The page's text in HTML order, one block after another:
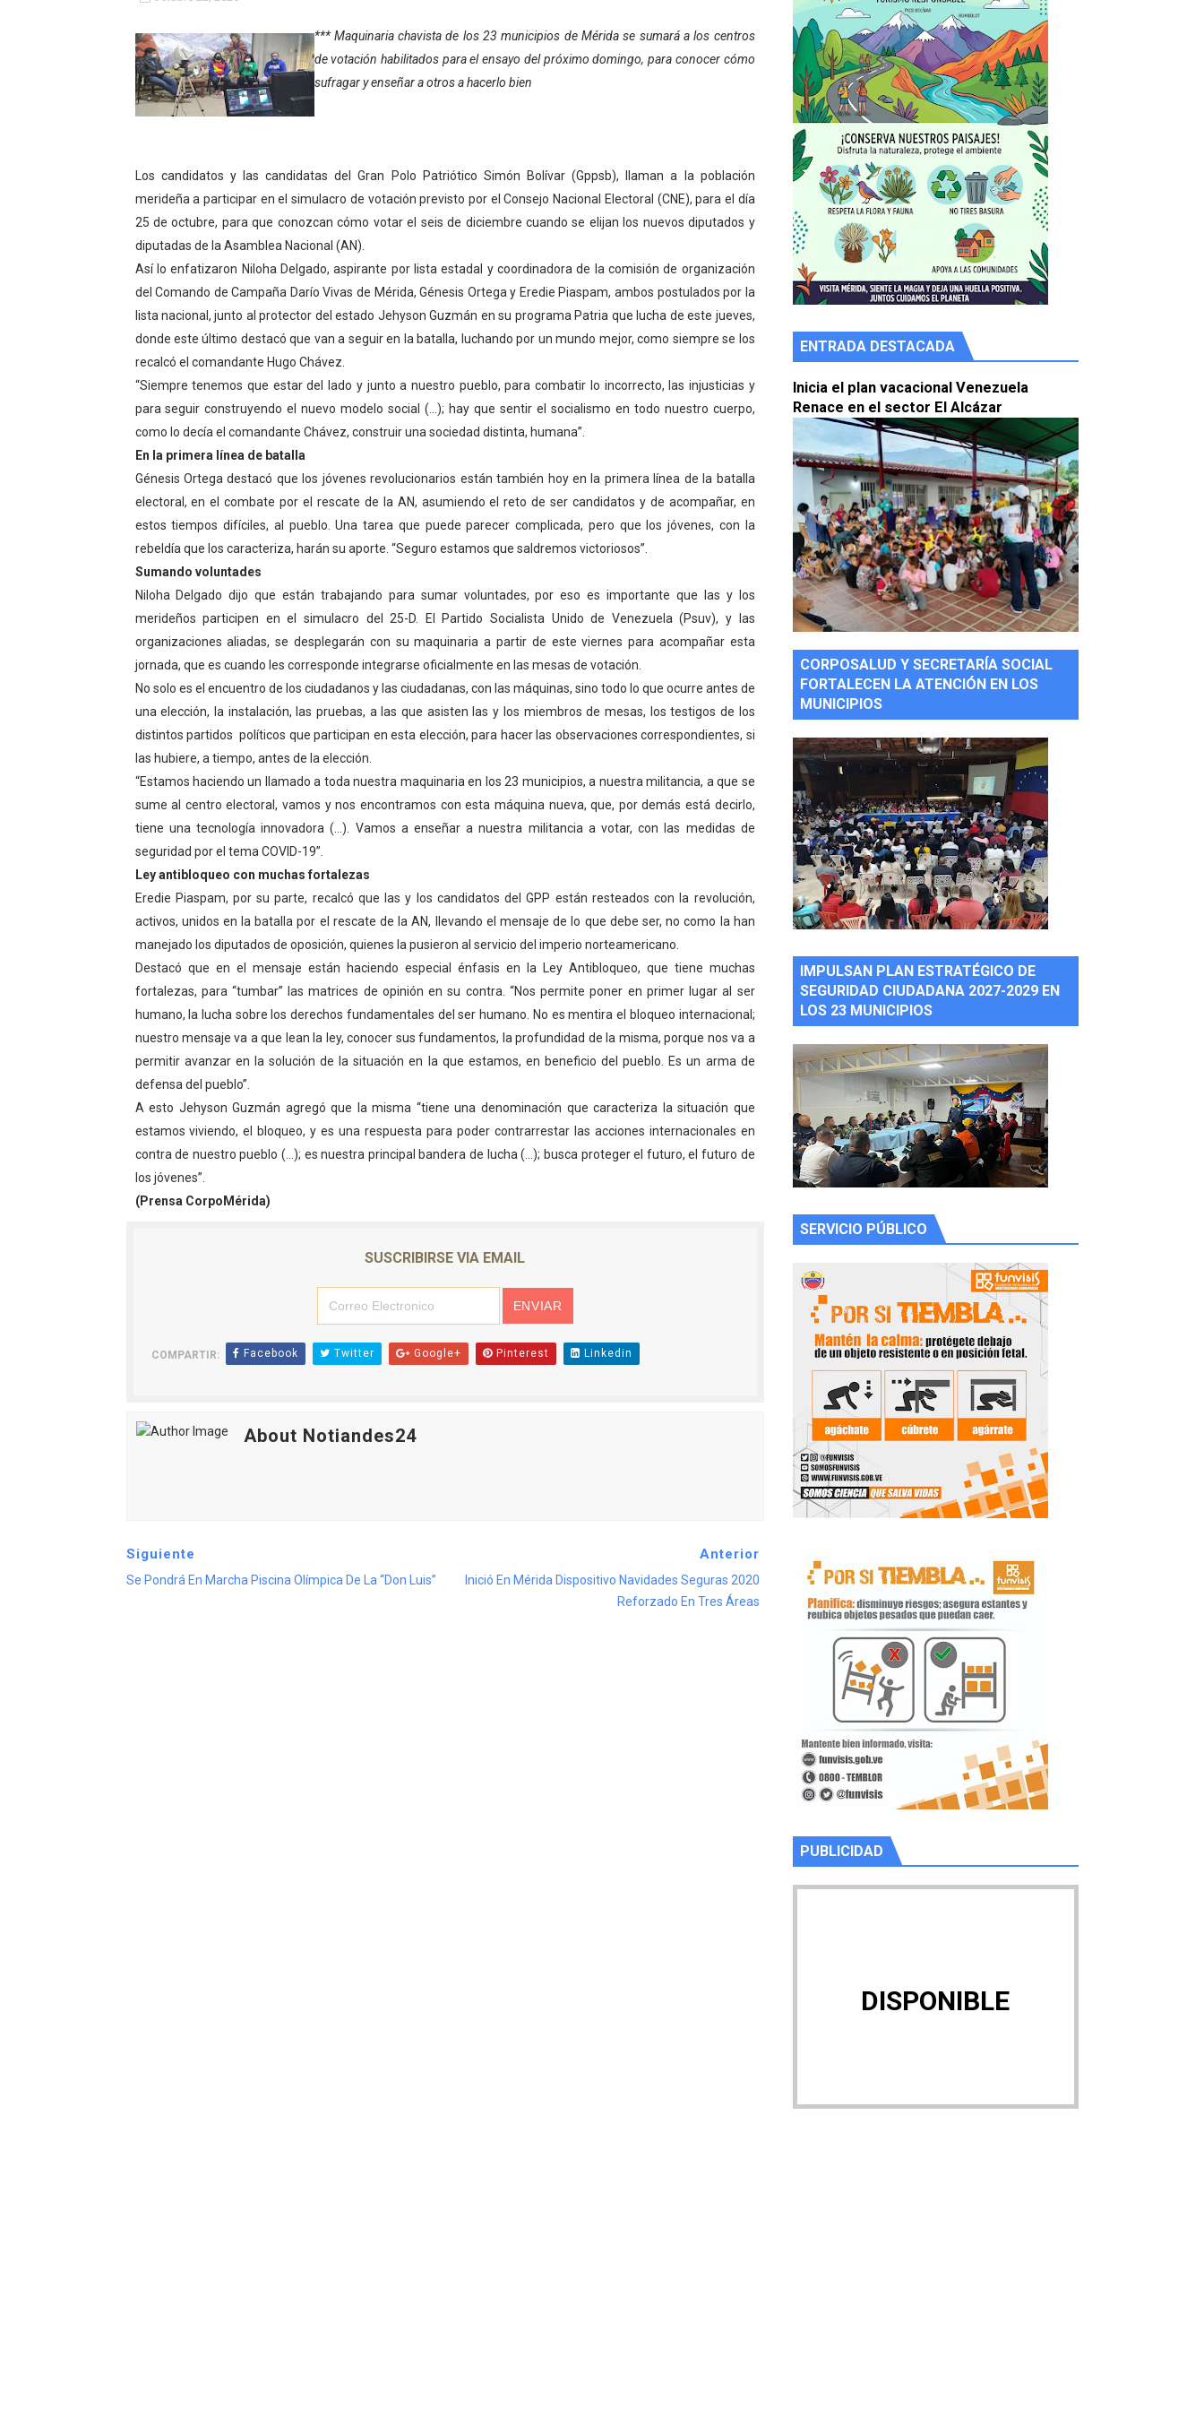
INN-Mérida celebró el Lacto grado para promover el inicio de una vida saludable
Impulsan plan estratégico de seguridad ciudadana 2027-2029 en los 23 municipios
Fomficc consolida alianzas e impulsa la economía comunal en Mérida
Niños de Estudiantes de Mérida sembraron 110 árboles en su sede
Corposalud y Secretaría Social fortalecen la atención en los municipios
Inicia el plan vacacional Venezuela Renace en el sector El Alcázar
Entregan planta eléctrica para fortalecer la atención sanitaria en Ejido
Expertos inspeccionan espacios del OAN para la instalación del detector Cherenkov de agua
Dictan MasterClass en el marco del Encuentro LAGO Venezuela, edición Mérida
Campo Elías avanza con plan de asfaltado
Encuentro estadal fortalece la coordinación de políticas sociales en Mérida
Gobernador Arnaldo Sánchez apadrina a más de 993 nuevos bachilleres de Mérida
Plan Quirúrgico Regional llega a Pueblo Llano con la activación de dos quirófanos
*** Maquinaria chavista de los 23 municipios de Mérida se sumará a los centros
de votación habilitados para el ensayo del próximo domingo, para conocer cómo
sufragar y enseñar a otros a hacerlo bien
Los candidatos y las candidatas del Gran Polo Patriótico Simón Bolívar (Gppsb), llaman a la población
merideña a participar en el simulacro de votación previsto por el Consejo Nacional Electoral (CNE), para el día
25 de octubre, para que conozcan cómo votar el seis de diciembre cuando se elijan los nuevos diputados y
diputadas de la Asamblea Nacional (AN).
Así lo enfatizaron Niloha Delgado, aspirante por lista estadal y coordinadora de la comisión de organización
del Comando de Campaña Darío Vivas de Mérida, Génesis Ortega y Eredie Piaspam, ambos postulados por la
lista nacional, junto al protector del estado Jehyson Guzmán en su programa Patria que lucha de este jueves,
donde este último destacó que van a seguir en la batalla, luchando por un mundo mejor, como siempre se los
recalcó el comandante Hugo Chávez.
“Siempre tenemos que estar del lado y junto a nuestro pueblo, para combatir lo incorrecto, las injusticias y
para seguir construyendo el nuevo modelo social (…); hay que sentir el socialismo en todo nuestro cuerpo,
como lo decía el comandante Chávez, construir una sociedad distinta, humana”.
En la primera línea de batalla
Génesis Ortega destacó que los jóvenes revolucionarios están también hoy en la primera línea de la batalla
electoral, en el combate por el rescate de la AN, asumiendo el reto de ser candidatos y de acompañar, en
estos tiempos difíciles, al pueblo. Una tarea que puede parecer complicada, pero que los jóvenes, con la
rebeldía que los caracteriza, harán su aporte. “Seguro estamos que saldremos victoriosos”.
Sumando voluntades
Niloha Delgado dijo que están trabajando para sumar voluntades, por eso es importante que las y los
merideños participen en el simulacro del 25-D. El Partido Socialista Unido de Venezuela (Psuv), y las
organizaciones aliadas, se desplegarán con su maquinaria a partir de este viernes para acompañar esta
jornada, que es cuando les corresponde integrarse oficialmente en las mesas de votación.
No solo es el encuentro de los ciudadanos y las ciudadanas, con las máquinas, sino todo lo que ocurre antes de
una elección, la instalación, las pruebas, a las que asisten las y los miembros de mesas, los testigos de los
distintos partidos políticos que participan en esta elección, para hacer las observaciones correspondientes, si
las hubiere, a tiempo, antes de la elección.
“Estamos haciendo un llamado a toda nuestra maquinaria en los 23 municipios, a nuestra militancia, a que se
sume al centro electoral, vamos y nos encontramos con esta máquina nueva, que, por demás está decirlo,
tiene una tecnología innovadora (…). Vamos a enseñar a nuestra militancia a votar, con las medidas de
seguridad por el tema COVID-19”.
Ley antibloqueo con muchas fortalezas
Eredie Piaspam, por su parte, recalcó que las y los candidatos del GPP están resteados con la revolución,
activos, unidos en la batalla por el rescate de la AN, llevando el mensaje de lo que debe ser, no como la han
manejado los diputados de oposición, quienes la pusieron al servicio del imperio norteamericano.
Destacó que en el mensaje están haciendo especial énfasis en la Ley Antibloqueo, que tiene muchas
fortalezas, para “tumbar” las matrices de opinión en su contra. “Nos permite poner en primer lugar al ser
humano, la lucha sobre los derechos fundamentales del ser humano. No es mentira el bloqueo internacional;
nuestro mensaje va a que lean la ley, conocer sus fundamentos, la profundidad de la misma, porque nos va a
permitir avanzar en la solución de la situación en la que estamos, en beneficio del pueblo. Es un arma de
defensa del pueblo”.
A esto Jehyson Guzmán agregó que la misma “tiene una denominación que caracteriza la situación que
estamos viviendo, el bloqueo, y es una respuesta para poder contrarrestar las acciones internacionales en
contra de nuestro pueblo (…); es nuestra principal bandera de lucha (…); busca proteger el futuro, el futuro de
los jóvenes”.
(Prensa CorpoMérida)
SUSCRIBIRSE VIA EMAIL
COMPARTIR: Facebook Twitter Google+ Pinterest Linkedin
About Notiandes24
Siguiente
Se Pondrá En Marcha Piscina Olímpica De La “Don Luis”
Anterior
Inició En Mérida Dispositivo Navidades Seguras 2020
Reforzado En Tres Áreas
ENTRADA DESTACADA
Inicia el plan vacacional Venezuela
Renace en el sector El Alcázar
CORPOSALUD Y SECRETARÍA SOCIAL
FORTALECEN LA ATENCIÓN EN LOS
MUNICIPIOS
IMPULSAN PLAN ESTRATÉGICO DE
SEGURIDAD CIUDADANA 2027-2029 EN
LOS 23 MUNICIPIOS
SERVICIO PÚBLICO
PUBLICIDAD
DISPONIBLE